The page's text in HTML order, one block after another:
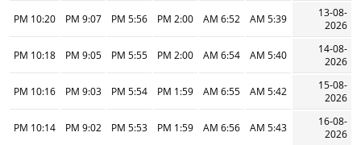
13-08-
2026
5:39 AM
6:52 AM
2:00 PM
5:56 PM
9:07 PM
10:20 PM
14-08-
2026
5:40 AM
6:54 AM
2:00 PM
5:55 PM
9:05 PM
10:18 PM
15-08-
2026
5:42 AM
6:55 AM
1:59 PM
5:54 PM
9:03 PM
10:16 PM
16-08-
2026
5:43 AM
6:56 AM
1:59 PM
5:53 PM
9:02 PM
10:14 PM